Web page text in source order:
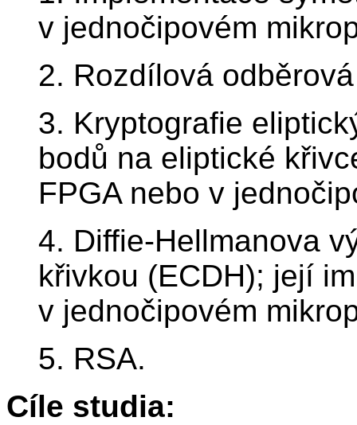
v jednočipovém
2. Rozdílová
3. Kryptografie
bodů na eliptické
FPGA nebo v
4. Diffie-Hellmanova
křivkou (ECDH); její
v jednočipovém
5. RSA.
Cíle studia: